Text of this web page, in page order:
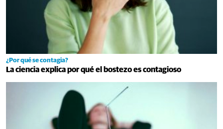
¿Por qué se contagia?
La ciencia explica por qué el bostezo es contagioso